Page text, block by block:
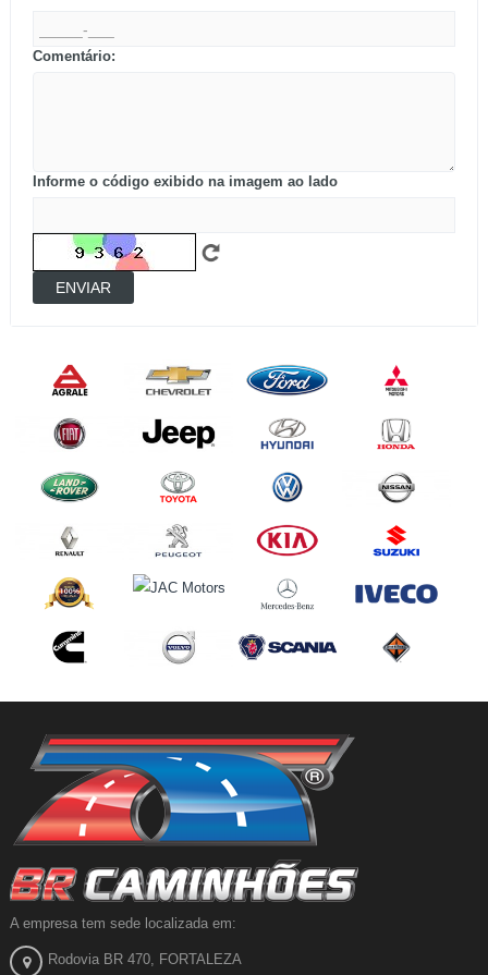
Comentário:
Informe o código exibido na imagem ao lado
ENVIAR
A empresa tem sede localizada em:
Rodovia BR 470, FORTALEZA